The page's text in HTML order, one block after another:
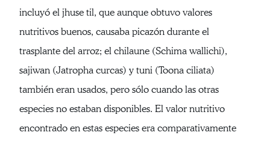
incluyó el jhuse til, que aunque obtuvo valores
nutritivos buenos, causaba picazón durante el
trasplante del arroz; el chilaune (Schima wallichi),
sajiwan (Jatropha curcas) y tuni (Toona ciliata)
también eran usados, pero sólo cuando las otras
especies no estaban disponibles. El valor nutritivo
encontrado en estas especies era comparativamente